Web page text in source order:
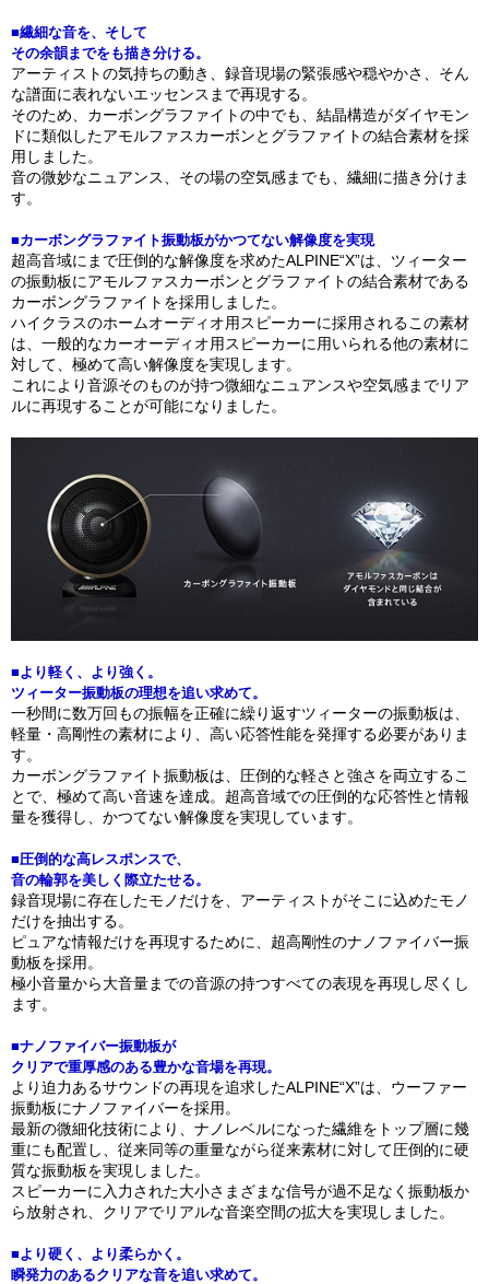
■繊細な音を、そして
その余韻までをも描き分ける。
アーティストの気持ちの動き、録音現場の緊張感や穏やかさ、そん
な譜面に表れないエッセンスまで再現する。
そのため、カーボングラファイトの中でも、結晶構造がダイヤモン
ドに類似したアモルファスカーボンとグラファイトの結合素材を採
用しました。
音の微妙なニュアンス、その場の空気感までも、繊細に描き分けま
す。
■カーボングラファイト振動板がかつてない解像度を実現
超高音域にまで圧倒的な解像度を求めたALPINE“X”は、ツィーター
の振動板にアモルファスカーボンとグラファイトの結合素材である
カーボングラファイトを採用しました。
ハイクラスのホームオーディオ用スピーカーに採用されるこの素材
は、一般的なカーオーディオ用スピーカーに用いられる他の素材に
対して、極めて高い解像度を実現します。
これにより音源そのものが持つ微細なニュアンスや空気感までリア
ルに再現することが可能になりました。
■より軽く、より強く。
ツィーター振動板の理想を追い求めて。
一秒間に数万回もの振幅を正確に繰り返すツィーターの振動板は、
軽量・高剛性の素材により、高い応答性能を発揮する必要がありま
す。
カーボングラファイト振動板は、圧倒的な軽さと強さを両立するこ
とで、極めて高い音速を達成。超高音域での圧倒的な応答性と情報
量を獲得し、かつてない解像度を実現しています。
■圧倒的な高レスポンスで、
音の輪郭を美しく際立たせる。
録音現場に存在したモノだけを、アーティストがそこに込めたモノ
だけを抽出する。
ピュアな情報だけを再現するために、超高剛性のナノファイバー振
動板を採用。
極小音量から大音量までの音源の持つすべての表現を再現し尽くし
ます。
■ナノファイバー振動板が
クリアで重厚感のある豊かな音場を再現。
より迫力あるサウンドの再現を追求したALPINE“X”は、ウーファー
振動板にナノファイバーを採用。
最新の微細化技術により、ナノレベルになった繊維をトップ層に幾
重にも配置し、従来同等の重量ながら従来素材に対して圧倒的に硬
質な振動板を実現しました。
スピーカーに入力された大小さまざまな信号が過不足なく振動板か
ら放射され、クリアでリアルな音楽空間の拡大を実現しました。
■より硬く、より柔らかく。
瞬発力のあるクリアな音を追い求めて。